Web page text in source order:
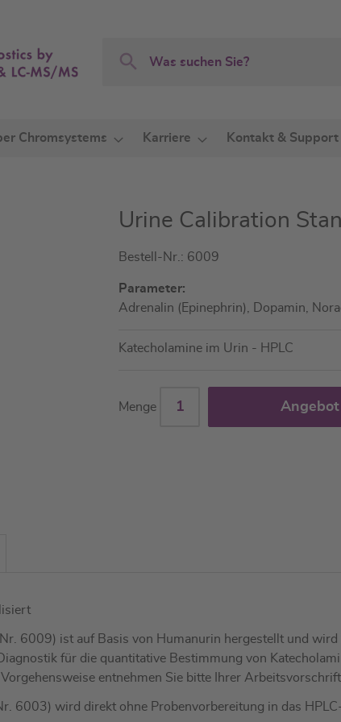
Search
Chromsystems Karriere Kontakt & Support
Urine Calibration
Bestell-Nr.: 6009
Parameter:
Adrenalin (Epinephrin), Dopamin,
Katecholamine im Urin - HPLC
Menge
6009) ist auf Basis von Humanurin hergestellt und
für die quantitative Bestimmung von
entnehmen Sie bitte Ihrer Arbeitsvorschrift.
6003) wird direkt ohne Probenvorbereitung in das